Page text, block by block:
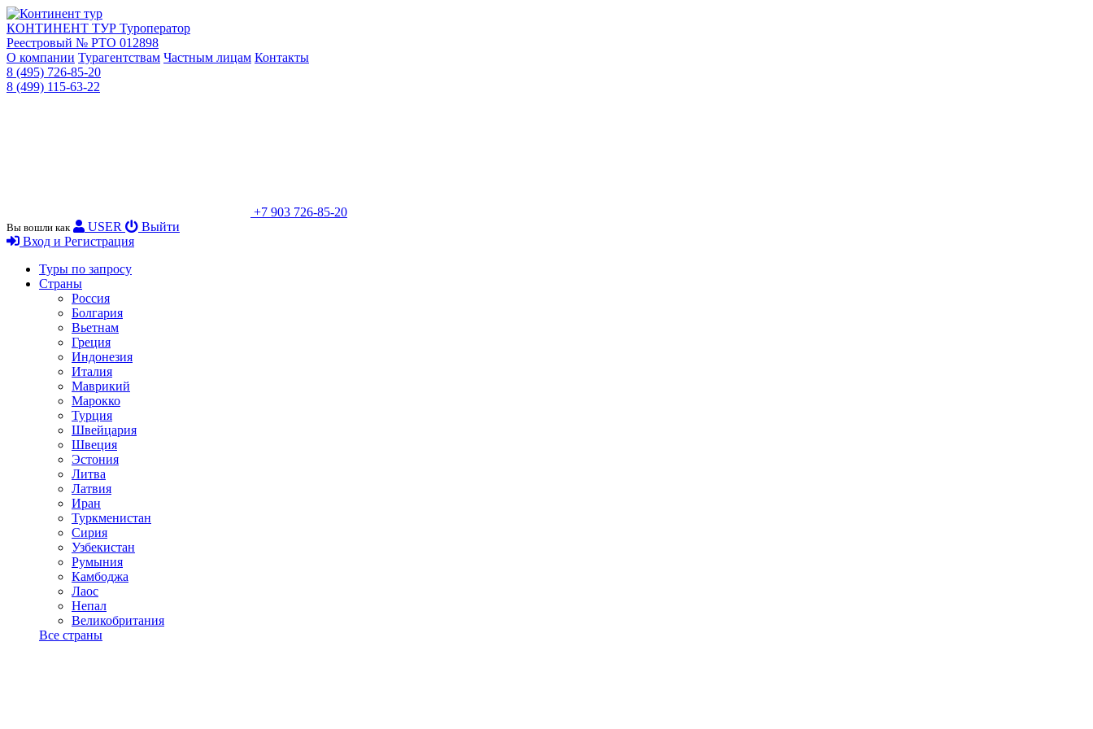
КОНТИНЕНТ ТУР Туроператор
Реестровый № РТО 012898
О компании Турагентствам Частным лицам Контакты
8 (495) 726-85-20
8 (499) 115-63-22
+7 903 726-85-20
Вы вошли как USER
Выйти
Вход и Регистрация
Туры по запросу
Страны
Россия
Болгария
Вьетнам
Греция
Индонезия
Италия
Маврикий
Марокко
Турция
Швейцария
Швеция
Эстония
Литва
Латвия
Иран
Туркменистан
Сирия
Узбекистан
Румыния
Камбоджа
Лаос
Непал
Великобритания
Все страны